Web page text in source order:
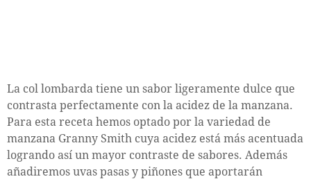
La col lombarda tiene un sabor ligeramente dulce que
contrasta perfectamente con la acidez de la manzana.
Para esta receta hemos optado por la variedad de
manzana Granny Smith cuya acidez está más acentuada
logrando así un mayor contraste de sabores. Además
añadiremos uvas pasas y piñones que aportarán